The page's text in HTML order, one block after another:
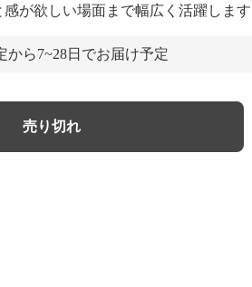
が欲しい場面まで幅広く活躍します
から7~28日でお届け予定
売り切れ